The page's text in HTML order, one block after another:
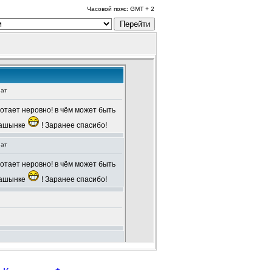
Часовой пояс: GMT + 2